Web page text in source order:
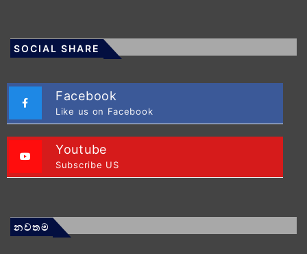
SOCIAL SHARE
Facebook
Like us on Facebook
Youtube
Subscribe US
නවතම